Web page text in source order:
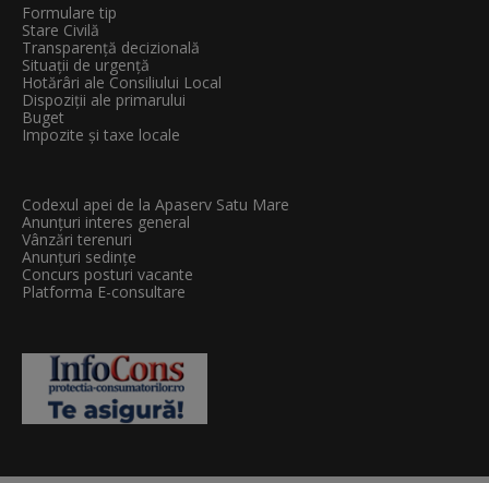
Formulare tip
Stare Civilă
Transparenţă decizională
Situații de urgență
Hotărâri ale Consiliului Local
Dispoziții ale primarului
Buget
Impozite și taxe locale
Codexul apei de la Apaserv Satu Mare
Anunțuri interes general
Vânzări terenuri
Anunțuri sedințe
Concurs posturi vacante
Platforma E-consultare